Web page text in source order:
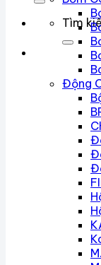
Tìm
Động